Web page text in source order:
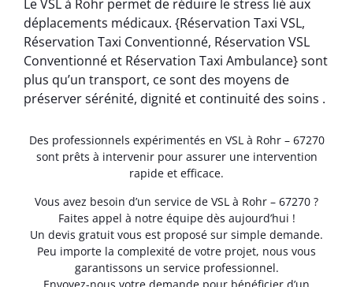
Le VSL à Rohr permet de réduire le stress lié aux
déplacements médicaux. {Réservation Taxi VSL,
Réservation Taxi Conventionné, Réservation VSL
Conventionné et Réservation Taxi Ambulance} sont
plus qu’un transport, ce sont des moyens de
préserver sérénité, dignité et continuité des soins .
Des professionnels expérimentés en VSL à Rohr – 67270
sont prêts à intervenir pour assurer une intervention
rapide et efficace.
Vous avez besoin d’un service de VSL à Rohr – 67270 ?
Faites appel à notre équipe dès aujourd’hui !
Un devis gratuit vous est proposé sur simple demande.
Peu importe la complexité de votre projet, nous vous
garantissons un service professionnel.